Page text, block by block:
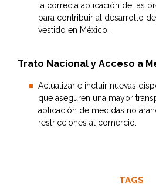
la correcta aplicación de las
para contribuir al desarrollo
vestido en México.
Trato Nacional y Acceso a
Actualizar e incluir nuevas
que aseguren una mayor
aplicación de medidas no
restricciones al comercio.
TAGS